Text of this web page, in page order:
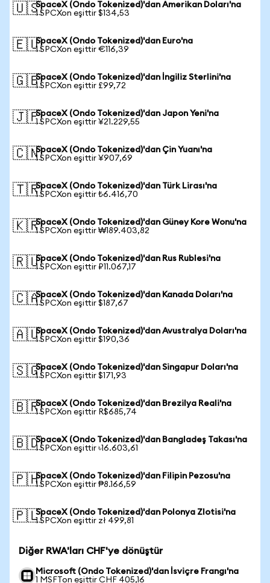
🇺🇸SpaceX (Ondo Tokenized)'dan Amerikan Doları'na
1 SPCXon eşittir $134,53
🇪🇺SpaceX (Ondo Tokenized)'dan Euro'na
1 SPCXon eşittir €116,39
🇬🇧SpaceX (Ondo Tokenized)'dan İngiliz Sterlini'na
1 SPCXon eşittir £99,72
🇯🇵SpaceX (Ondo Tokenized)'dan Japon Yeni'na
1 SPCXon eşittir ¥21.229,55
🇨🇳SpaceX (Ondo Tokenized)'dan Çin Yuanı'na
1 SPCXon eşittir ¥907,69
🇹🇷SpaceX (Ondo Tokenized)'dan Türk Lirası'na
1 SPCXon eşittir ₺6.416,70
🇰🇷SpaceX (Ondo Tokenized)'dan Güney Kore Wonu'na
1 SPCXon eşittir ₩189.403,82
🇷🇺SpaceX (Ondo Tokenized)'dan Rus Rublesi'na
1 SPCXon eşittir ₽11.067,17
🇨🇦SpaceX (Ondo Tokenized)'dan Kanada Doları'na
1 SPCXon eşittir $187,67
🇦🇺SpaceX (Ondo Tokenized)'dan Avustralya Doları'na
1 SPCXon eşittir $190,36
🇸🇬SpaceX (Ondo Tokenized)'dan Singapur Doları'na
1 SPCXon eşittir $171,93
🇧🇷SpaceX (Ondo Tokenized)'dan Brezilya Reali'na
1 SPCXon eşittir R$685,74
🇧🇩SpaceX (Ondo Tokenized)'dan Bangladeş Takası'na
1 SPCXon eşittir ৳16.603,61
🇵🇭SpaceX (Ondo Tokenized)'dan Filipin Pezosu'na
1 SPCXon eşittir ₱8.166,59
🇵🇱SpaceX (Ondo Tokenized)'dan Polonya Zlotisi'na
1 SPCXon eşittir zł 499,81
Diğer RWA'ları CHF'ye dönüştür
Microsoft (Ondo Tokenized)'dan İsviçre Frangı'na
1 MSFTon eşittir CHF 405,16